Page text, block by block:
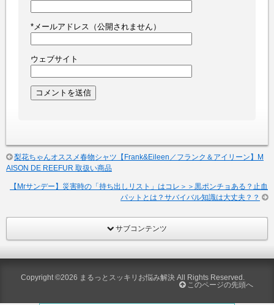
*メールアドレス（公開されません）
ウェブサイト
梨花ちゃんオススメ春物シャツ【Frank&Eileen／フランク＆アイリーン】M
AISON DE REEFUR 取扱い商品
【Mrサンデー】災害時の「持ち出しリスト」はコレ＞＞黒ポンチョある？止血
パットとは？サバイバル知識は大丈夫？？
サブコンテンツ
Copyright ©2026 まるっとスッキリお悩み解決 All Rights Reserved.
このページの先頭へ